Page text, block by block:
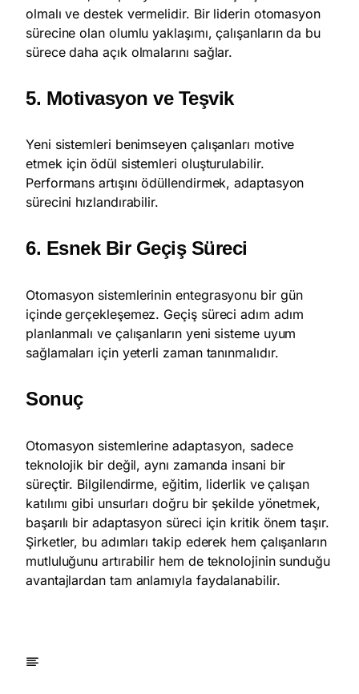
olmalı ve destek vermelidir. Bir liderin otomasyon
sürecine olan olumlu yaklaşımı, çalışanların da bu
sürece daha açık olmalarını sağlar.
5. Motivasyon ve Teşvik
Yeni sistemleri benimseyen çalışanları motive
etmek için ödül sistemleri oluşturulabilir.
Performans artışını ödüllendirmek, adaptasyon
sürecini hızlandırabilir.
6. Esnek Bir Geçiş Süreci
Otomasyon sistemlerinin entegrasyonu bir gün
içinde gerçekleşemez. Geçiş süreci adım adım
planlanmalı ve çalışanların yeni sisteme uyum
sağlamaları için yeterli zaman tanınmalıdır.
Sonuç
Otomasyon sistemlerine adaptasyon, sadece
teknolojik bir değil, aynı zamanda insani bir
süreçtir. Bilgilendirme, eğitim, liderlik ve çalışan
katılımı gibi unsurları doğru bir şekilde yönetmek,
başarılı bir adaptasyon süreci için kritik önem taşır.
Şirketler, bu adımları takip ederek hem çalışanların
mutluluğunu artırabilir hem de teknolojinin sunduğu
avantajlardan tam anlamıyla faydalanabilir.